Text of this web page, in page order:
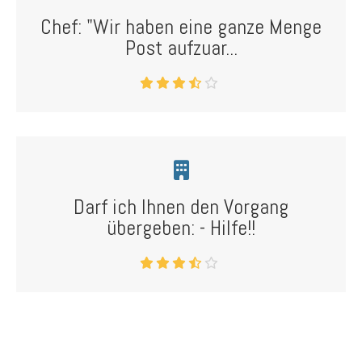
Chef: "Wir haben eine ganze Menge
Post aufzuar...
Darf ich Ihnen den Vorgang
übergeben: - Hilfe!!